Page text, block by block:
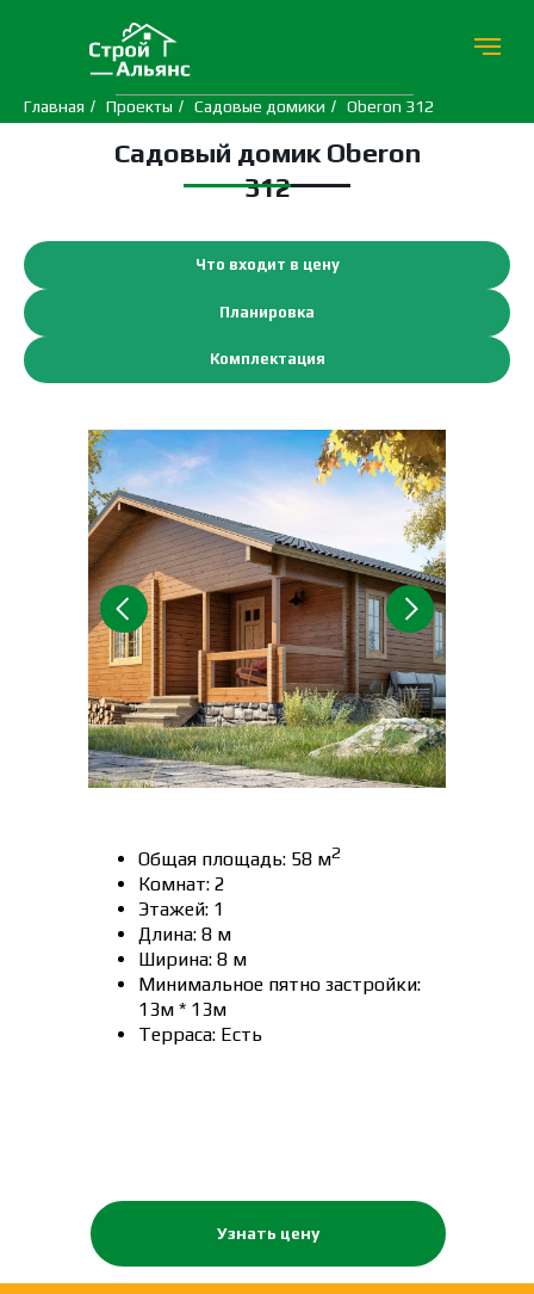
Главная / Проекты / Садовые домики / Oberon 312
Садовый домик Oberon
312
Что входит в цену
Планировка
Комплектация
Общая площадь: 58 м2
Комнат: 2
Этажей: 1
Длина: 8 м
Ширина: 8 м
Минимальное пятно застройки:
13м * 13м
Терраса: Есть
Узнать цену